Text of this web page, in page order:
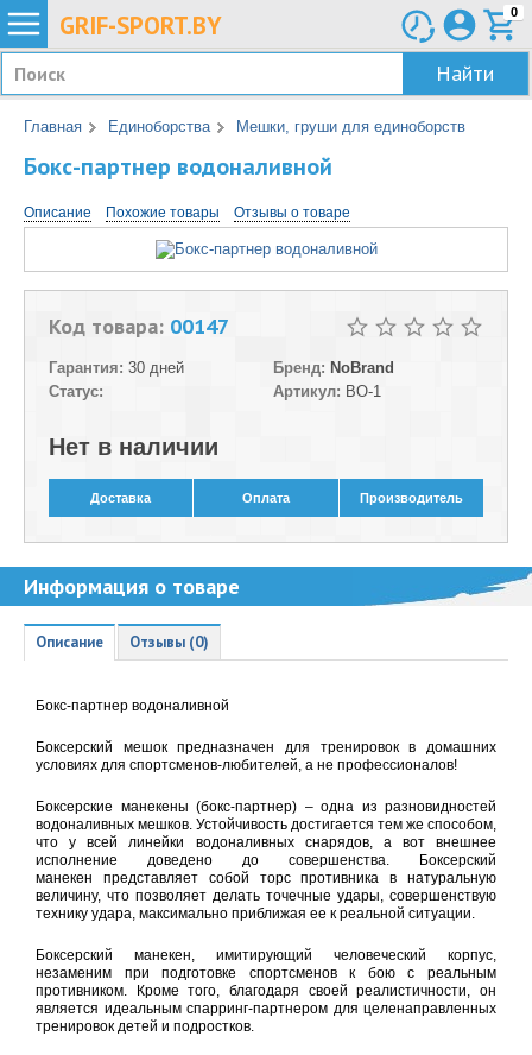
GRIF-SPORT.BY 0
Найти
Главная Единоборства Мешки, груши для единоборств
Бокс-партнер водоналивной
Описание Похожие товары Отзывы о товаре
Код товара: 00147
Нет в наличии
Гарантия: 30 дней
Статус:
Бренд: NoBrand
Артикул: BO-1
Доставка Оплата Производитель
Информация о товаре
Описание Отзывы (0)
Бокс-партнер водоналивной
Боксерский мешок предназначен для тренировок в домашних
условиях для спортсменов-любителей, а не профессионалов!
Боксерские манекены (бокс-партнер) – одна из разновидностей
водоналивных мешков. Устойчивость достигается тем же способом,
что у всей линейки водоналивных снарядов, а вот внешнее
исполнение доведено до совершенства. Боксерский
манекен представляет собой торс противника в натуральную
величину, что позволяет делать точечные удары, совершенствую
технику удара, максимально приближая ее к реальной ситуации.
Боксерский манекен, имитирующий человеческий корпус,
незаменим при подготовке спортсменов к бою с реальным
противником. Кроме того, благодаря своей реалистичности, он
является идеальным спарринг-партнером для целенаправленных
тренировок детей и подростков.